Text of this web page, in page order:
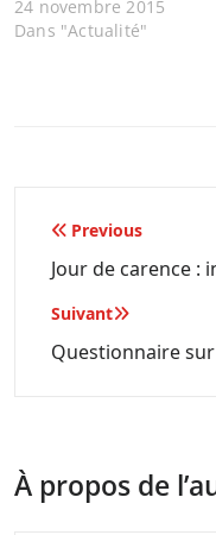
24 novembre 2015
Dans "Actualité"
Navigation
de
l’article
Previous
Jour de carence :
Suivant
Questionnaire
À propos de